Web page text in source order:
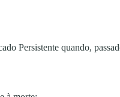
Persistente quando,